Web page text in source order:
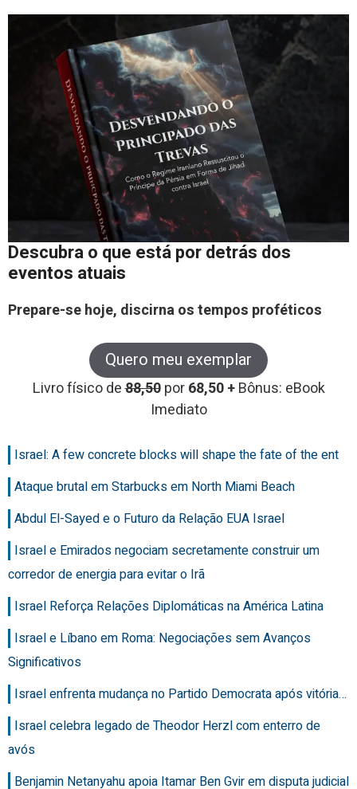
Descubra o que está por detrás dos
eventos atuais
Prepare-se hoje, discirna os tempos proféticos
Quero meu exemplar
Livro físico de88,50 por68,50 +Bônus: eBook
Imediato
Israel: A few concrete blocks will shape the fate of the ent
Ataque brutal em Starbucks em North Miami Beach
Abdul El-Sayed e o Futuro da Relação EUA Israel
Israel e Emirados negociam secretamente construir um
corredor de energia para evitar o Irã
Israel Reforça Relações Diplomáticas na América Latina
Israel e Líbano em Roma: Negociações sem Avanços
Significativos
Israel enfrenta mudança no Partido Democrata após vitória…
Israel celebra legado de Theodor Herzl com enterro de
avós
Benjamin Netanyahu apoia Itamar Ben Gvir em disputa judicial